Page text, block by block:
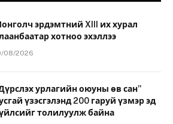
эрдэмтний XIII их хурал
хотноо эхэллээ
08/2026
урлагийн оюуны өв сан”
үзэсгэлэнд 200 гаруй үзмэр эд
толилуулж байна